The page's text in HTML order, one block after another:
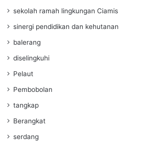
sekolah ramah lingkungan Ciamis
sinergi pendidikan dan kehutanan
balerang
diselingkuhi
Pelaut
Pembobolan
tangkap
Berangkat
serdang